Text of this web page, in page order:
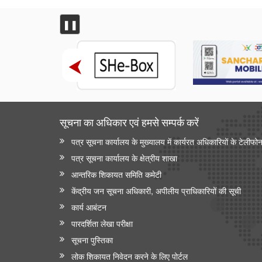
कैसे मदद की
❚❚
सूचना का अधिकार एवं हमसे सम्‍पर्क करें
पत्र सूचना कार्यालय के मुख्यालय में कार्यरत अधिकारियों के
पत्र सूचना कार्यालय के क्षेत्रीय शाखा
आन्‍तरिक शिकायत समिति कमेटी
केंद्रीय जन सूचना अधिकारी, अपीलीय प्राधिकारियों की सूची
कार्य आबंटन
पारदर्शिता लेखा परीक्षा
सूचना पुस्तिका
लोक शिकायत निवेदन करने के लिए पोर्टल